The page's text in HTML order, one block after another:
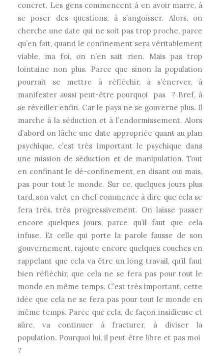
concret. Les gens commencent à en avoir marre, à
se poser des questions, à s’angoisser. Alors, on
cherche une date qui ne soit pas trop proche, parce
qu’en fait, quand le confinement sera véritablement
viable, ma foi, on n’en sait rien. Mais pas trop
lointaine non plus. Parce que sinon la population
pourrait se mettre à réfléchir, à s’énerver, à
manifester aussi peut-être pourquoi pas ? Bref, à
se réveiller enfin. Car le pays ne se gouverne plus. Il
marche à la séduction et à l’endormissement. Alors
d’abord on lâche une date appropriée quant au plan
psychique, c’est très important le psychique dans
une mission de séduction et de manipulation. Tout
en confinant le dé-confinement, en disant oui mais,
pas pour tout le monde. Sur ce, quelques jours plus
tard, son valet en chef commence à dire que cela se
fera très, très progressivement. On laisse passer
encore quelques jours, parce qu’il faut que cela
infuse. Et celle qui porte la parole fausse de son
gouvernement, rajoute encore quelques couches en
rappelant que cela va être un long travail, qu’il faut
bien réfléchir, que cela ne se fera pas pour tout le
monde en même temps. C’est très important, cette
idée que cela ne se fera pas pour tout le monde en
même temps. Parce que cela, de façon insidieuse et
sûre, va continuer à fracturer, à diviser la
population. Pourquoi lui, il peut être libre et pas moi
?